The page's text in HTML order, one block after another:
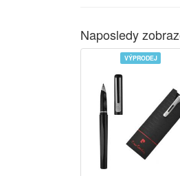
Naposledy
VÝPRODEJ